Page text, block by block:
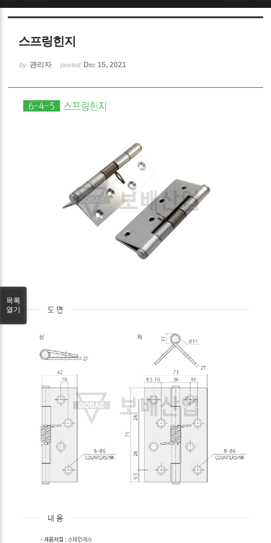
스프링힌지
by 관리자 posted Dec 15, 2021
목록
열기
Sketchbook5, 스케치북5
Sketchbook5, 스케치북5